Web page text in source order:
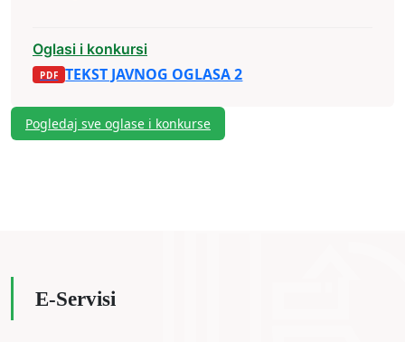
Oglasi i konkursi
TEKST JAVNOG OGLASA 2
Pogledaj sve oglase i konkurse
E-Servisi